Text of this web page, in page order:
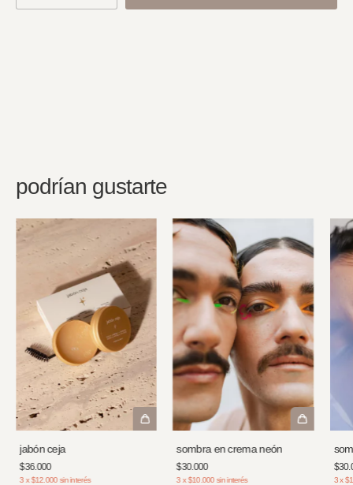
podrían gustarte
jabón ceja
$36.000
3 x$12.000 sin interés
sombra en crema neón
$30.000
3 x$10.000 sin interés 3 x